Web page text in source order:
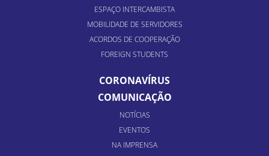
ESPAÇO INTERCAMBISTA
MOBILIDADE DE SERVIDORES
ACORDOS DE COOPERAÇÃO
FOREIGN STUDENTS
CORONAVÍRUS
COMUNICAÇÃO
NOTÍCIAS
EVENTOS
NA IMPRENSA